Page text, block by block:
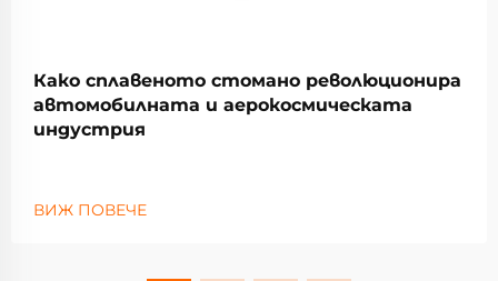
Како сплавеното стомано революционира
автомобилната и аерокосмическата
индустрия
ВИЖ ПОВЕЧЕ